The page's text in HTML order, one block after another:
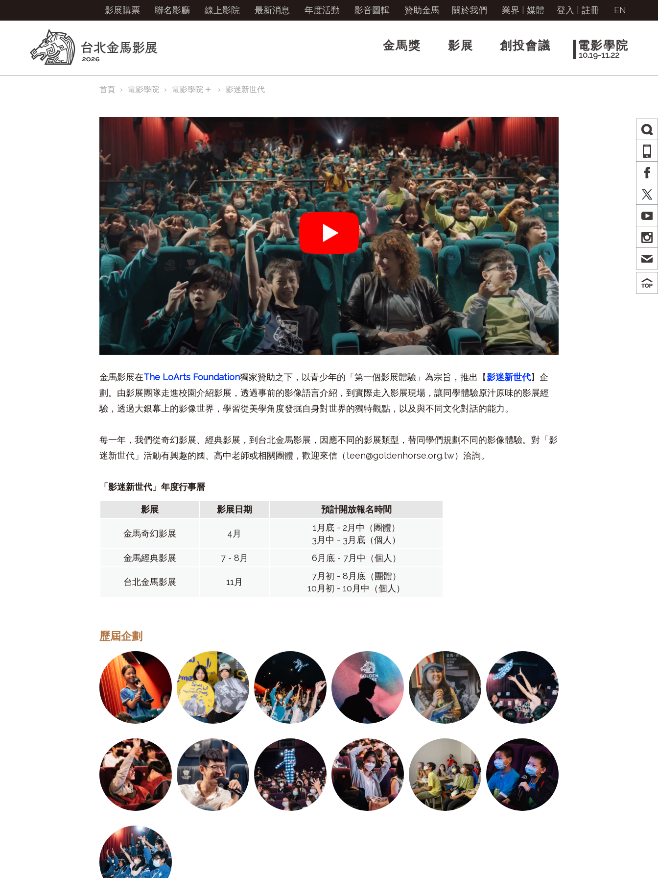
影展購票 聯名影廳 線上影院 最新消息 年度活動 影音圖輯 贊助金馬 關於我們 業界 | 媒體 登入 註冊 EN
金馬獎 影展 創投會議 電影學院
10.19-11.22
首頁 電影學院 電影學院 ＋ 影迷新世代
金馬影展在The LoArts Foundation獨家贊助之下，以青少年的「第一個影展體驗」為宗旨，推出【影迷新世代】企
劃。由影展團隊走進校園介紹影展，透過事前的影像語言介紹，到實際走入影展現場，讓同學體驗原汁原味的影展經
驗，透過大銀幕上的影像世界，學習從美學角度發掘自身對世界的獨特觀點，以及與不同文化對話的能力。
每一年，我們從奇幻影展、經典影展，到台北金馬影展，因應不同的影展類型，替同學們規劃不同的影像體驗。對「影
迷新世代」活動有興趣的國、高中老師或相關團體，歡迎來信（teen@goldenhorse.org.tw）洽詢。
「影迷新世代」年度行事曆
影展 影展日期 預計開放報名時間
金馬奇幻影展 4月
1月底 - 2月中（團體）
3月中 - 3月底（個人）
金馬經典影展
7 - 8月 6月底 - 7月中（個人）
台北金馬影展 11月
7月初 - 8月底（團體）
10月初 - 10月中（個人）
歷屆企劃
X